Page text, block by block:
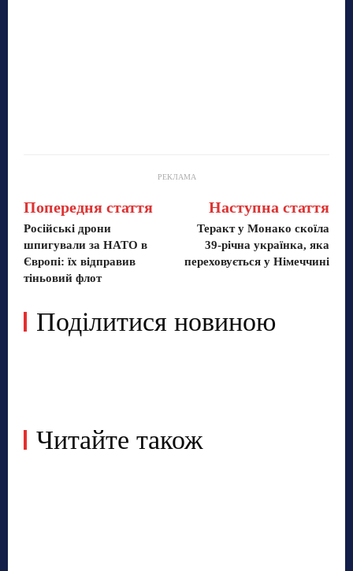
РЕКЛАМА
Попередня стаття
Російські дрони
шпигували за НАТО в
Європі: їх відправив
тіньовий флот
Наступна стаття
Теракт у Монако скоїла
39-річна українка, яка
переховується у Німеччині
Поділитися новиною
Читайте також